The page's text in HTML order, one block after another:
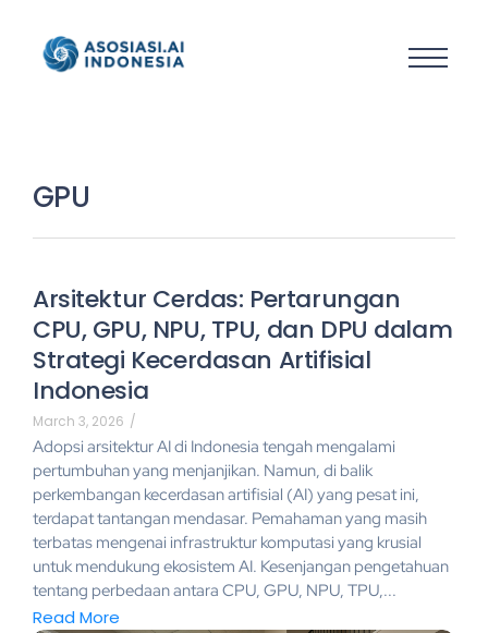
GPU
Arsitektur Cerdas: Pertarungan
CPU, GPU, NPU, TPU, dan DPU dalam
Strategi Kecerdasan Artifisial
Indonesia
March 3, 2026 /
Adopsi arsitektur AI di Indonesia tengah mengalami
pertumbuhan yang menjanjikan. Namun, di balik
perkembangan kecerdasan artifisial (AI) yang pesat ini,
terdapat tantangan mendasar. Pemahaman yang masih
terbatas mengenai infrastruktur komputasi yang krusial
untuk mendukung ekosistem AI. Kesenjangan pengetahuan
tentang perbedaan antara CPU, GPU, NPU, TPU,...
Read More